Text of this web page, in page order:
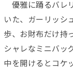
優雅に踊るバレ
いた、ガーリッシ
歩、お財布だけ持
シャレなミニバッ
中を開けるとコケ